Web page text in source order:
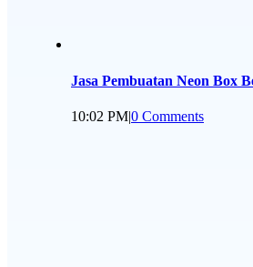
Jasa Pembuatan Neon Box
10:02 PM|0 Comments